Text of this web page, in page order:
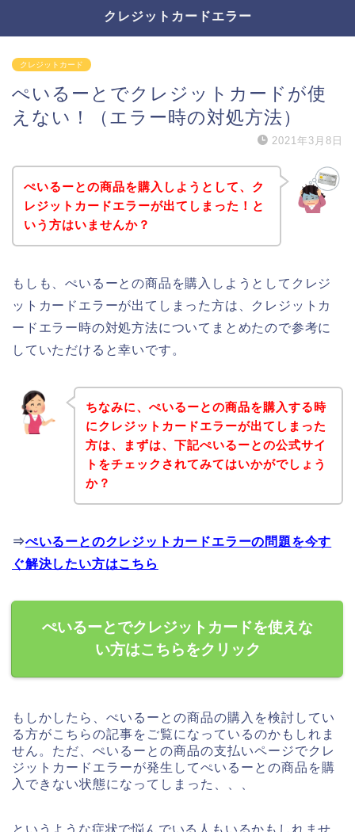
クレジットカードエラー
クレジットカード
ぺいるーとでクレジットカードが使
えない！（エラー時の対処方法）
2021年3月8日
ぺいるーとの商品を購入しようとして、ク
レジットカードエラーが出てしまった！と
いう方はいませんか？
もしも、ぺいるーとの商品を購入しようとしてクレジ
ットカードエラーが出てしまった方は、クレジットカ
ードエラー時の対処方法についてまとめたので参考に
していただけると幸いです。
ちなみに、ぺいるーとの商品を購入する時
にクレジットカードエラーが出てしまった
方は、まずは、下記ぺいるーとの公式サイ
トをチェックされてみてはいかがでしょう
か？
⇒ぺいるーとのクレジットカードエラーの問題を今す
ぐ解決したい方はこちら
ぺいるーとでクレジットカードを使えな
い方はこちらをクリック
もしかしたら、ぺいるーとの商品の購入を検討してい
る方がこちらの記事をご覧になっているのかもしれま
せん。ただ、ぺいるーとの商品の支払いページでクレ
ジットカードエラーが発生してぺいるーとの商品を購
入できない状態になってしまった、、、